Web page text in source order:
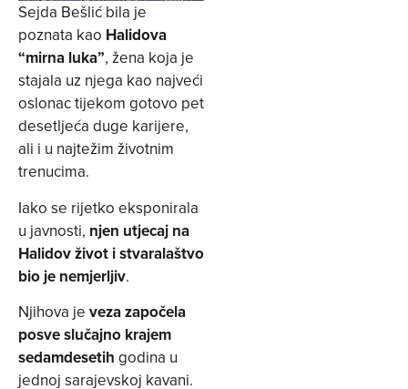
Sejda Bešlić bila je
poznata kao Halidova
“mirna luka”, žena koja je
stajala uz njega kao najveći
oslonac tijekom gotovo pet
desetljeća duge karijere,
ali i u najtežim životnim
trenucima.
Iako se rijetko eksponirala
u javnosti, njen utjecaj na
Halidov život i stvaralaštvo
bio je nemjerljiv.
Njihova je veza započela
posve slučajno krajem
sedamdesetih godina u
jednoj sarajevskoj kavani.